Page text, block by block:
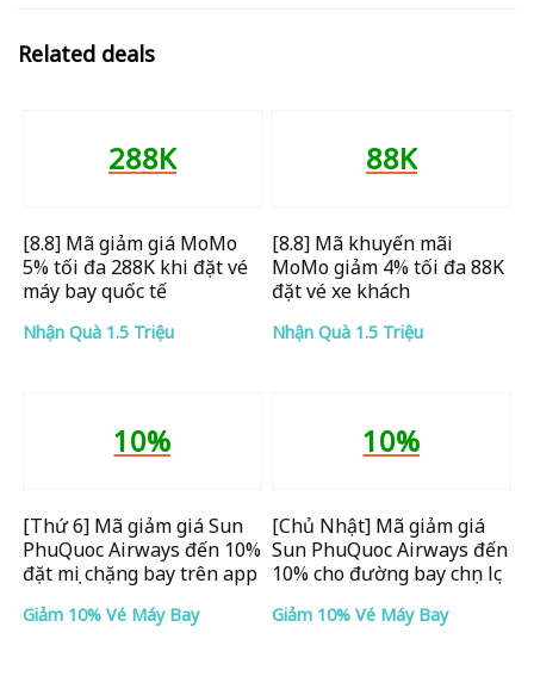
Related deals
288K
[8.8] Mã giảm giá MoMo
5% tối đa 288K khi đặt vé
máy bay quốc tế
Nhận Quà 1.5 Triệu
88K
[8.8] Mã khuyến mãi
MoMo giảm 4% tối đa 88K
đặt vé xe khách
Nhận Quà 1.5 Triệu
10%
[Thứ 6] Mã giảm giá Sun
PhuQuoc Airways đến 10%
đặt mọi chặng bay trên app
Giảm 10% Vé Máy Bay
10%
[Chủ Nhật] Mã giảm giá
Sun PhuQuoc Airways đến
10% cho đường bay chọn lọc
Giảm 10% Vé Máy Bay